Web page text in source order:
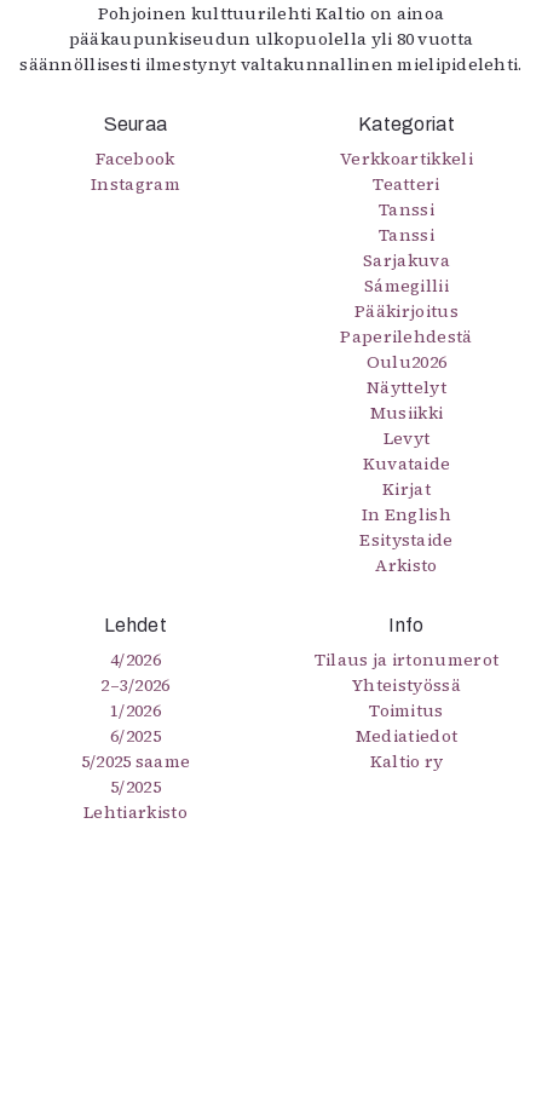
Pohjoinen kulttuurilehti Kaltio on ainoa
pääkaupunkiseudun ulkopuolella yli 80 vuotta
säännöllisesti ilmestynyt valtakunnallinen mielipidelehti.
Seuraa
Facebook
Instagram
Kategoriat
Verkkoartikkeli
Teatteri
Tanssi
Tanssi
Sarjakuva
Sámegillii
Pääkirjoitus
Paperilehdestä
Oulu2026
Näyttelyt
Musiikki
Levyt
Kuvataide
Kirjat
In English
Esitystaide
Arkisto
Lehdet
4/2026
2–3/2026
1/2026
6/2025
5/2025 saame
5/2025
Lehtiarkisto
Info
Tilaus ja irtonumerot
Yhteistyössä
Toimitus
Mediatiedot
Kaltio ry